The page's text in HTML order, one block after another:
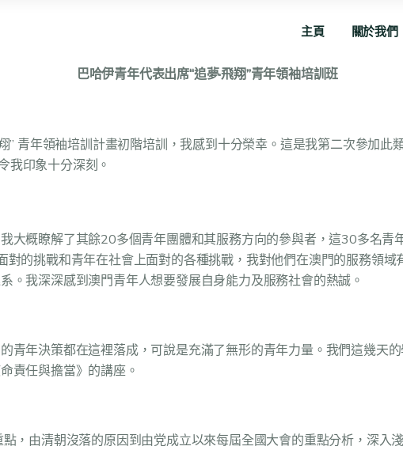
主頁 關於我們
巴哈伊青年代表出席“追夢·飛翔”青年領袖培訓班
青年領袖培訓計畫初階培訓，我感到十分榮幸。這是我第二次參加
我印象十分深刻。
大概瞭解了其餘20多個青年團體和其服務方向的參與者，這30多名
的挑戰和青年在社會上面對的各種挑戰，我對他們在澳門的服務領
。我深深感到澳門青年人想要發展自身能力及服務社會的熱誠。
青年決策都在這裡落成，可說是充滿了無形的青年力量。我們這幾天
責任與擔當》的講座。
，由清朝沒落的原因到由党成立以來每屆全國大會的重點分析，深入